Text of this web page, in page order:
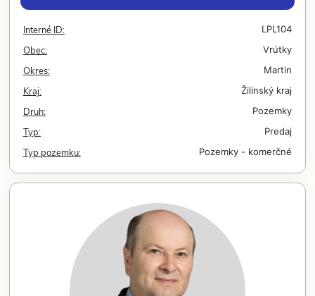
Interné ID: LPL104
Obec: Vrútky
Okres: Martin
Kraj: Žilinský kraj
Druh: Pozemky
Typ: Predaj
Typ pozemku: Pozemky - komerčné